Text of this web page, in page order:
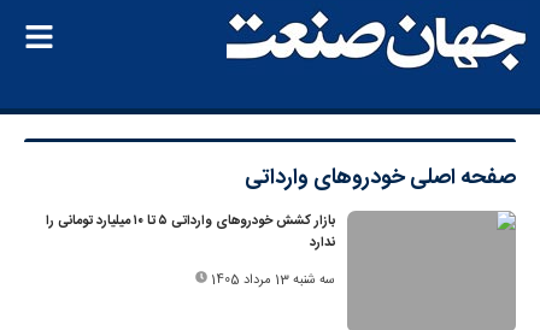
صفحه اصلیخودروهای وارداتی
بازار کشش خودروهای وارداتی ۵ تا ۱۰ میلیارد تومانی را
ندارد
سه شنبه 13 مرداد 1405